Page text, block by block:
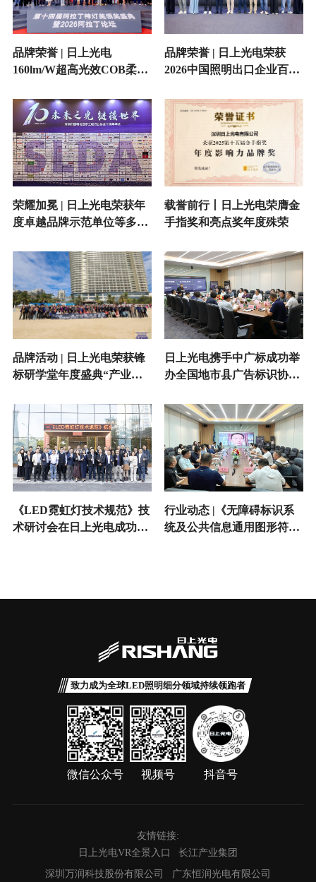
品牌荣誉 | 日上光电
160lm/W超高光效COB柔性
奖
品牌荣誉 | 日上光电荣获
2026中国照明出口企业百强
荣耀加冕 | 日上光电荣获年
度卓越品牌示范单位等多项
载誉前行丨日上光电荣膺金
手指奖和亮点奖年度殊荣
品牌活动 | 日上光电荣获锋
标研学堂年度盛典“产业共
日上光电携手中广标成功举
办全国地市县广告标识协会
标识十强材料商”
《LED霓虹灯技术规范》技
术研讨会在日上光电成功举
行业动态 |《无障碍标识系
统及公共信息通用图形符
致力成为全球LED照明细分领域持续领跑者
微信公众号 视频号 抖音号
友情链接:
日上光电VR全景入口
长江产业集团
深圳万润科技股份有限公司
广东恒润光电有限公司